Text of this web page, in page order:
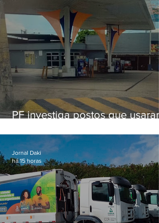
PF investiga postos que usaram
secretário morto em 2020
Jornal Daki
há 15 horas